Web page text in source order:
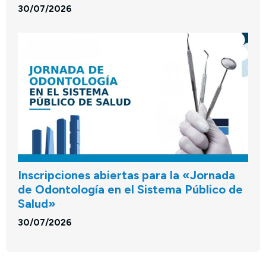
30/07/2026
Inscripciones abiertas para la «Jornada
de Odontología en el Sistema Público de
Salud»
30/07/2026